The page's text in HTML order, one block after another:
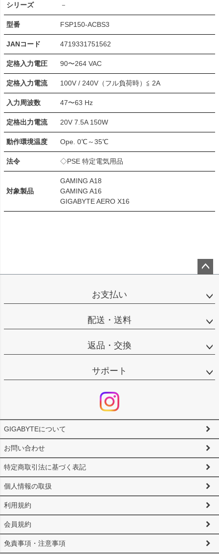
シリーズ －
型番 FSP150-ACBS3
JANコード 4719331751562
定格入力電圧 90〜264 VAC
定格入力電流 100V / 240V（フル負荷時）≦ 2A
入力周波数 47〜63 Hz
定格出力電流 20V 7.5A 150W
動作環境温度 Ope. 0℃～35℃
法令 ◇PSE 特定電気用品
対象製品
GAMING A18
GAMING A16
GIGABYTE AERO X16
ップ
お支払い
配送・送料
返品・交換
サポート
GIGABYTEについて
お問い合わせ
特定商取引法に基づく表記
個人情報の取扱
利用規約
会員規約
免責事項・注意事項